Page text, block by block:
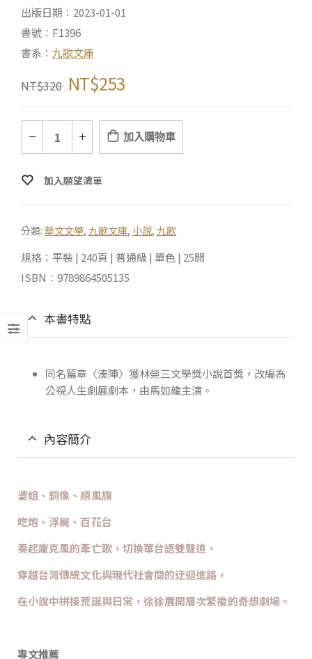
出版日期：2023-01-01
書號：F1396
書系： 九歌文庫
NT$320 NT$253
加入購物車
加入願望清單
分類: 華文文學, 九歌文庫, 小說, 九歌
規格：平裝 | 240頁 | 普通級 | 單色 | 25開
ISBN：9789864505135
本書特點
同名篇章〈湊陣〉獲林榮三文學獎小說首獎，改編為
公視人生劇展劇本，由馬如龍主演。
內容簡介
婆姐、銅像、順風旗
吃炮、浮屍、百花台
奏起龐克風的牽亡歌，切換華台語雙聲道，
穿越台灣傳統文化與現代社會間的迂迴進路，
在小說中拼接荒誕與日常，徐徐展開層次繁複的奇想劇場。
專文推薦